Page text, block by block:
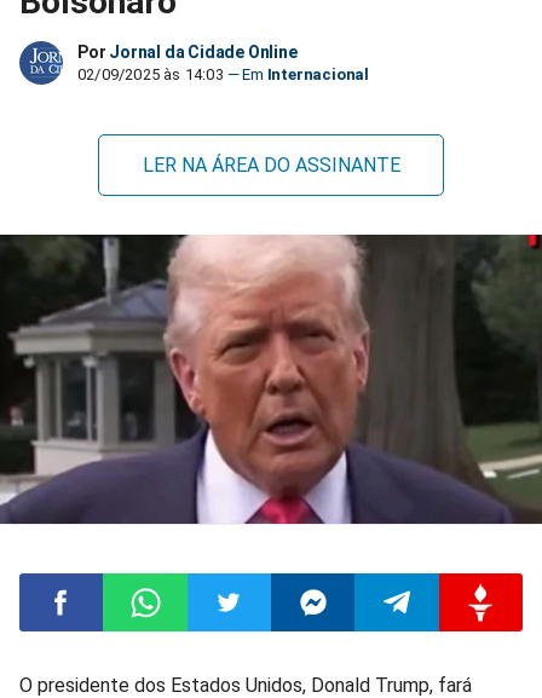
Por Jornal da Cidade Online
02/09/2025 às 14:03 Internacional
LER NA ÁREA DO ASSINANTE
CompartilharCompartilharCompartilharCompartilharCompartilhar
O presidente dos Estados Unidos, Donald Trump, fará